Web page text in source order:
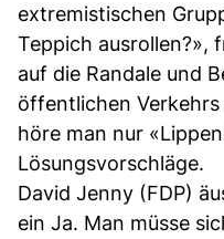
extremistischen
Teppich ausrollen?»,
auf die Randale und
öffentlichen
höre man nur
Lösungsvorschläge.
David Jenny (FDP)
ein Ja. Man müsse